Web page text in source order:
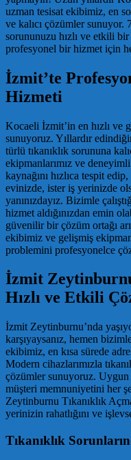
uzman tesisat ekibimiz, en
ve kalıcı çözümler sunuyor.
sorununuzu hızlı ve etkili
profesyonel bir hizmet için
İzmit’te
Hizmeti
Kocaeli İzmit’in en hızlı ve
sunuyoruz. Yıllardır
türlü tıkanıklık sorununa
ekipmanlarımız ve
kaynağını hızlıca tespit
evinizde, ister iş yerinizde
yanınızdayız. Bizimle
hizmet aldığınızdan emin
güvenilir bir çözüm ortağı
ekibimiz ve gelişmiş
problemini profesyonelce
İzmit
Hızlı ve Etkili
İzmit Zeytinburnu’nda
karşıyaysanız, hemen
ekibimiz, en kısa sürede
Modern cihazlarımızla
çözümler sunuyoruz. Uygun
müşteri memnuniyetini her
Zeytinburnu Tıkanıklık
yerinizin rahatlığını ve
Tıkanıklık